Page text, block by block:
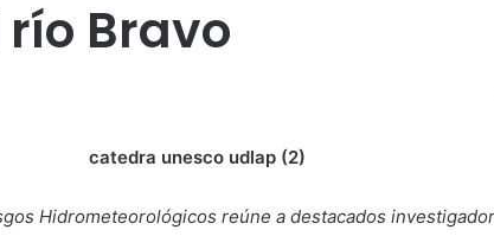
Bravo
Hidrometeorológicos reúne a destacados